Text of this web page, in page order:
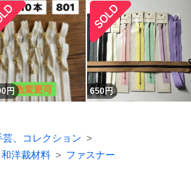
円 650円
芸、コレクション
和洋裁材料 ファスナー